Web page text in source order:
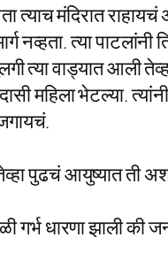
त्याच मंदिरात
नव्हता. त्या
त्या वाड्यात आली
महिला भेटल्या.
पुढचं आयुष्यात ती अशा
धारणा झाली की